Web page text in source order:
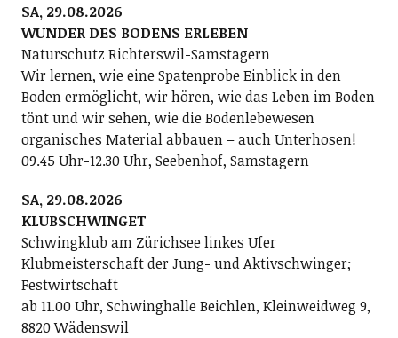
SA, 29.08.2026
WUNDER DES BODENS ERLEBEN
Naturschutz Richterswil-Samstagern
Wir lernen, wie eine Spatenprobe Einblick in den
Boden ermöglicht, wir hören, wie das Leben im Boden
tönt und wir sehen, wie die Bodenlebewesen
organisches Material abbauen – auch Unterhosen!
09.45 Uhr-12.30 Uhr, Seebenhof, Samstagern
SA, 29.08.2026
KLUBSCHWINGET
Schwingklub am Zürichsee linkes Ufer
Klubmeisterschaft der Jung- und Aktivschwinger;
Festwirtschaft
ab 11.00 Uhr, Schwinghalle Beichlen, Kleinweidweg 9,
8820 Wädenswil